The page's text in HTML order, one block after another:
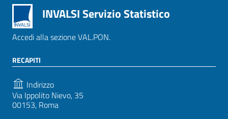
INVALSI Servizio Statistico
Accedi alla sezione VAL.PON.
RECAPITI
Indirizzo
Via Ippolito Nievo, 35
00153, Roma